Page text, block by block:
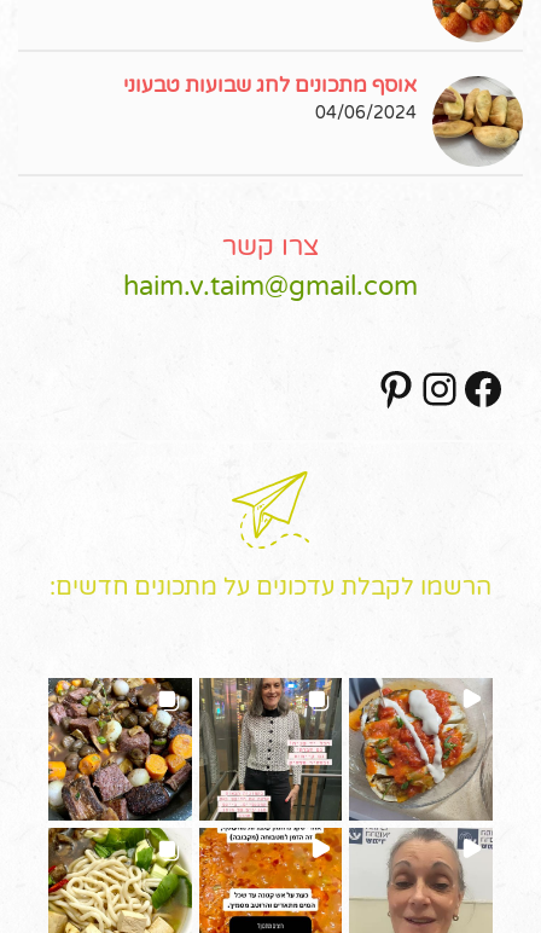
אוסף מתכונים לחג שבועות טבעוני
04/06/2024
צרו קשר
haim.v.taim@gmail.com
Facebook
Instagram
הרשמו לקבלת עדכונים על מתכונים חדשים: